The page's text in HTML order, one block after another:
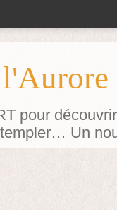
pour
Un